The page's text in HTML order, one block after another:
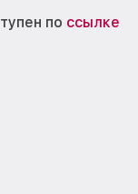
по ссылке